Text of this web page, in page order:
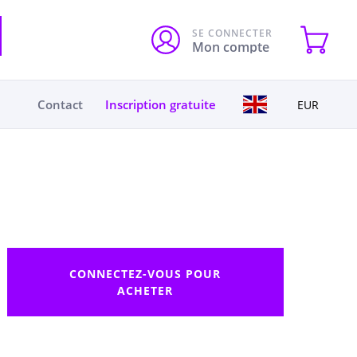
SE CONNECTER
Mon compte
Contact Inscription gratuite EUR
CONNECTEZ-VOUS POUR
ACHETER